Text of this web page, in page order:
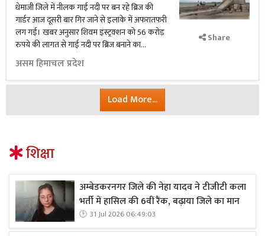
धेमाजी जिले में नीलक गाई नदी पर बन रहे ब्रिज की
गार्डर आज दूसरी बार गिर जाने से इलाके में अफरातफरी
लग गई। खबर अनुसार शिवम इंस्ट्रक्शन को 56 करोड़
रुपये की लागत से गाई नदी पर ब्रिज बनाने का...
असम हिमाचल प्रदेश
Share
Load More...
शिक्षा
अम्बेडकरनगर जिले की नेहा यादव ने टीजीटी कला
भर्ती में हासिल की 6वीं रैंक, बढ़ाया जिले का मान
31 Jul 2026 06:49:03